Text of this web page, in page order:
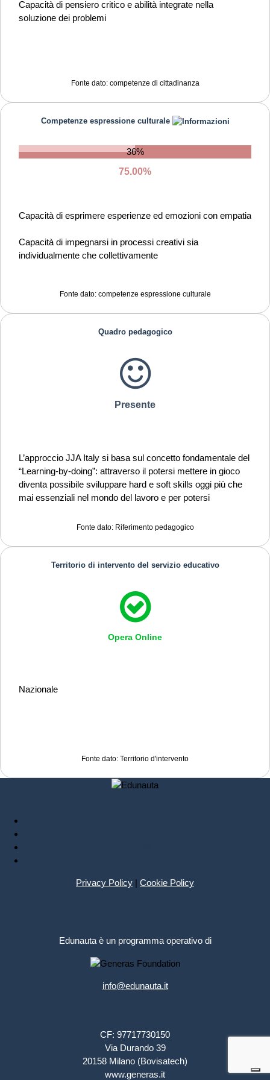
Capacità di possedere spirito di iniziativa e
autoconsapevolezza
provare empatia
Capacità di pensiero critico e abilità integrate nella
soluzione dei problemi
Fonte dato: competenze di cittadinanza
Competenze espressione culturale
36%
75.00%
Capacità di esprimere esperienze ed emozioni con empatia
Capacità di impegnarsi in processi creativi sia
individualmente che collettivamente
nuove possibilitàFonte dato: competenze espressione culturale
Quadro pedagogico
Presente
L’approccio JJA Italy si basa sul concetto fondamentale del
“Learning-by-doing”: attraverso il potersi mettere in gioco
diventa possibile sviluppare hard e soft skills oggi più che
mai essenziali nel mondo del lavoro e per potersi
Fonte dato: Riferimento pedagogico
Territorio di intervento del servizio educativo
Opera Online
Nazionale
Fonte dato: Territorio d'intervento
Privacy Policy | Cookie Policy
Edunauta è un programma operativo di
info@edunauta.it
CF: 97717730150
Via Durando 39
20158 Milano (Bovisatech)
www.generas.it